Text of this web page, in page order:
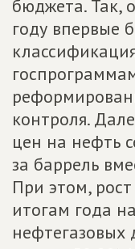
бюджета. Так,
году впервые
контроля.
цен на нефть
за баррель
При этом,
итогам года
нефтегазовых